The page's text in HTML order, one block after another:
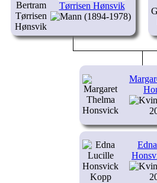
Tørrisen Hønsvik
(1894-1978)